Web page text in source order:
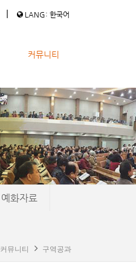
| LANG: 한국어
커뮤니티
예화자료
커뮤니티 구역공과